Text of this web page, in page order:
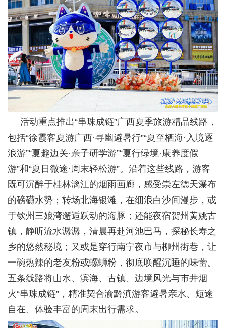
活动重点推出“串珠成链”广西夏季旅游精品线路，
包括“徐霞客夏游广西·寻幽避暑行”“夏至栖海·入境逐
浪游”“夏趣边关·亲子研学游”“夏行绿境·康养度假
游”和“夏日微途·周末轻松游”。沿着这些线路，游客
既可沉醉于桂林漓江的烟雨画廊，感受崇左德天瀑布
的磅礴水势；转场北海银滩，在细浪白沙间漫步，或
于钦州三娘湾邂逅跃动的海豚；还能夜宿贺州黄姚古
镇，静听流水潺潺，清晨再赴河池巴马，探秘长寿之
乡的悠然秘境；又或是穿行南宁夜市与柳州街巷，让
一碗热辣的老友粉或螺蛳粉，彻底唤醒沉睡的味蕾。
五条线路将山水、滨海、古镇、边境风光与市井烟
火“串珠成链”，精准契合渝黔滇游客避暑亲水、短途
自在、体验丰富的周末出行需求。